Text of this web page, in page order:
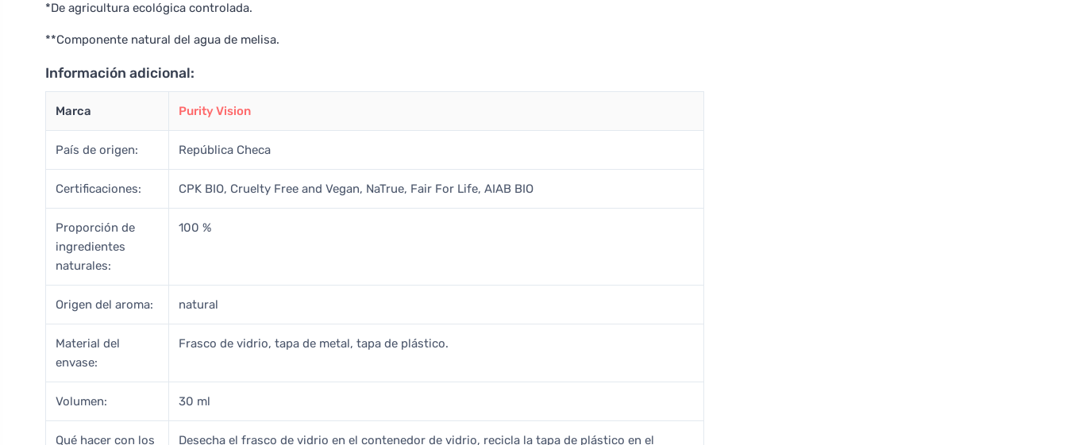
*De agricultura ecológica controlada.
**Componente natural del agua de melisa.
Información adicional:
Marca Purity Vision
País de origen: República Checa
Certificaciones: CPK BIO, Cruelty Free and Vegan, NaTrue, Fair For Life, AIAB BIO
Proporción de
ingredientes
naturales:
100 %
Origen del aroma: natural
Material del
envase:
Frasco de vidrio, tapa de metal, tapa de plástico.
Volumen: 30 ml
Qué hacer con los
Desecha el frasco de vidrio en el contenedor de vidrio, recicla la tapa de plástico en el